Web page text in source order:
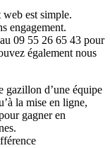
est simple.
engagement.
09 55 26 65 43 pour
également nous
gazillon d’une équipe
la mise en ligne,
gagner en